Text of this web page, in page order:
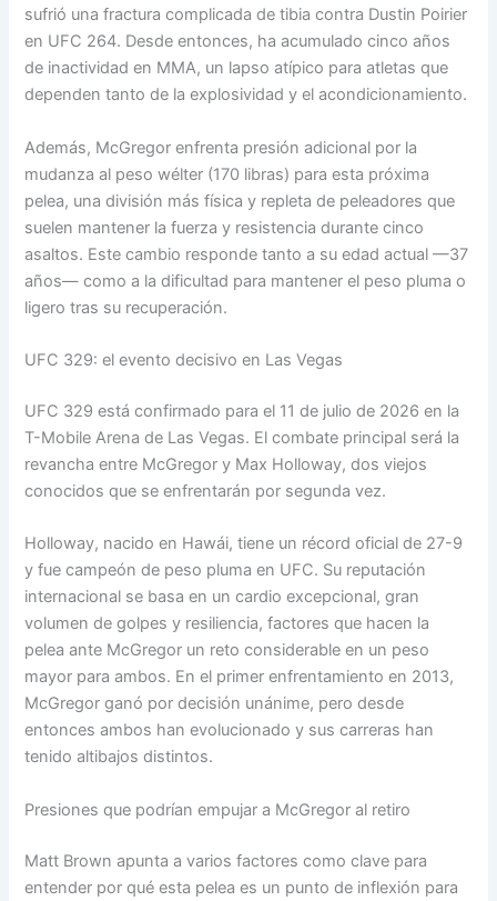
sufrió una fractura complicada de tibia contra Dustin Poirier
en UFC 264. Desde entonces, ha acumulado cinco años
de inactividad en MMA, un lapso atípico para atletas que
dependen tanto de la explosividad y el acondicionamiento.
Además, McGregor enfrenta presión adicional por la
mudanza al peso wélter (170 libras) para esta próxima
pelea, una división más física y repleta de peleadores que
suelen mantener la fuerza y resistencia durante cinco
asaltos. Este cambio responde tanto a su edad actual —37
años— como a la dificultad para mantener el peso pluma o
ligero tras su recuperación.
UFC 329: el evento decisivo en Las Vegas
UFC 329 está confirmado para el 11 de julio de 2026 en la
T-Mobile Arena de Las Vegas. El combate principal será la
revancha entre McGregor y Max Holloway, dos viejos
conocidos que se enfrentarán por segunda vez.
Holloway, nacido en Hawái, tiene un récord oficial de 27-9
y fue campeón de peso pluma en UFC. Su reputación
internacional se basa en un cardio excepcional, gran
volumen de golpes y resiliencia, factores que hacen la
pelea ante McGregor un reto considerable en un peso
mayor para ambos. En el primer enfrentamiento en 2013,
McGregor ganó por decisión unánime, pero desde
entonces ambos han evolucionado y sus carreras han
tenido altibajos distintos.
Presiones que podrían empujar a McGregor al retiro
Matt Brown apunta a varios factores como clave para
entender por qué esta pelea es un punto de inflexión para